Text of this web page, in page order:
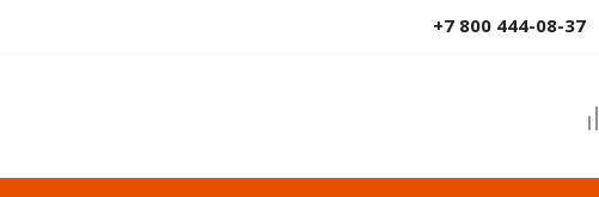
+7 800 444-08-37